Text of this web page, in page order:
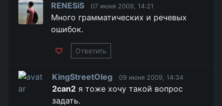
RENESiS 07 июня 2009, 14:21
Много грамматических и речевых
ошибок.
Ответить
KingStreetOleg 09 июня 2009, 14:34
2can2 я тоже хочу такой вопрос
задать.